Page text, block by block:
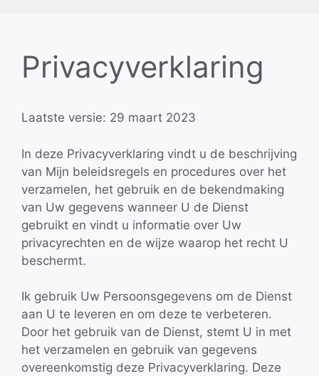
Privacyverklaring
Laatste versie: 29 maart 2023
In deze Privacyverklaring vindt u de beschrijving
van Mijn beleidsregels en procedures over het
verzamelen, het gebruik en de bekendmaking
van Uw gegevens wanneer U de Dienst
gebruikt en vindt u informatie over Uw
privacyrechten en de wijze waarop het recht U
beschermt.
Ik gebruik Uw Persoonsgegevens om de Dienst
aan U te leveren en om deze te verbeteren.
Door het gebruik van de Dienst, stemt U in met
het verzamelen en gebruik van gegevens
overeenkomstig deze Privacyverklaring. Deze